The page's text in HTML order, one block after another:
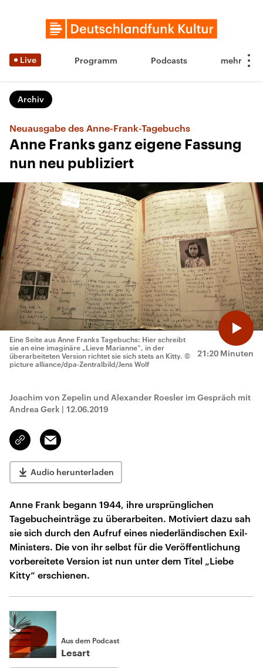
Live Programm Podcasts
Archiv
Neuausgabe des Anne-Frank-Tagebuchs
Anne Franks ganz eigene Fassung
nun neu publiziert
21:20 Minuten
Eine Seite aus Anne Franks Tagebuchs: Hier schreibt
sie an eine imaginäre „Lieve Marianne“, in der
überarbeiteten Version richtet sie sich stets an Kitty. ©
picture alliance/dpa-Zentralbild/Jens Wolf
Joachim von Zepelin und Alexander Roesler im Gespräch mit
Andrea Gerk | 12.06.2019
Link
kopieren/teilen
Email
Audio herunterladen
Anne Frank begann 1944, ihre ursprünglichen
Tagebucheinträge zu überarbeiten. Motiviert dazu sah
sie sich durch den Aufruf eines niederländischen Exil-
Ministers. Die von ihr selbst für die Veröffentlichung
vorbereitete Version ist nun unter dem Titel „Liebe
Kitty“ erschienen.
Aus dem Podcast
Lesart